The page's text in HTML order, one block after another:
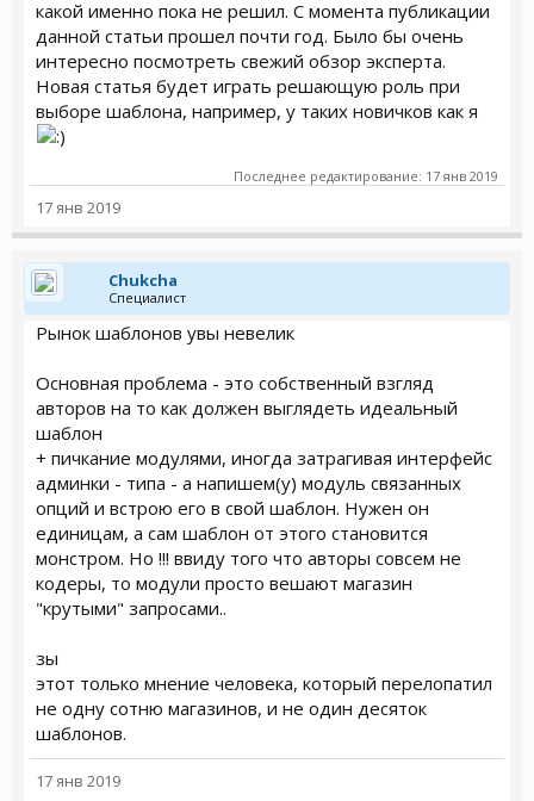
какой именно пока не решил. С момента публикации
данной статьи прошел почти год. Было бы очень
интересно посмотреть свежий обзор эксперта.
Новая статья будет играть решающую роль при
выборе шаблона, например, у таких новичков как я
Последнее редактирование: 17 янв 2019
17 янв 2019
Chukcha
Специалист
Рынок шаблонов увы невелик
Основная проблема - это собственный взгляд
авторов на то как должен выглядеть идеальный
шаблон
+ пичкание модулями, иногда затрагивая интерфейс
админки - типа - а напишем(у) модуль связанных
опций и встрою его в свой шаблон. Нужен он
единицам, а сам шаблон от этого становится
монстром. Но !!! ввиду того что авторы совсем не
кодеры, то модули просто вешают магазин
"крутыми" запросами..
зы
этот только мнение человека, который перелопатил
не одну сотню магазинов, и не один десяток
шаблонов.
17 янв 2019